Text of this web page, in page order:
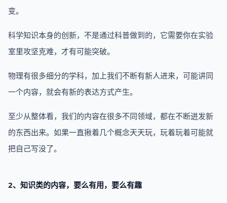
变。
科学知识本身的创新，不是通过科普做到的，它需要你在实验
室里攻坚克难，才有可能突破。
物理有很多细分的学科，加上我们不断有新人进来，可能讲同
一个内容，就会有新的表达方式产生。
至少从整体看，我们的内容在很多不同领域，都在不断迸发新
的东西出来。如果一直揪着几个概念天天玩，玩着玩着可能就
把自己写没了。
2、知识类的内容，要么有用，要么有趣